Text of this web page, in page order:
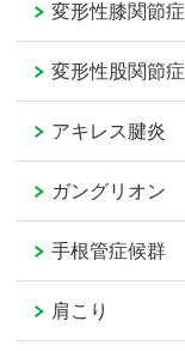
変形性膝関節症
変形性股関節症
アキレス腱炎
ガングリオン
手根管症候群
肩こり